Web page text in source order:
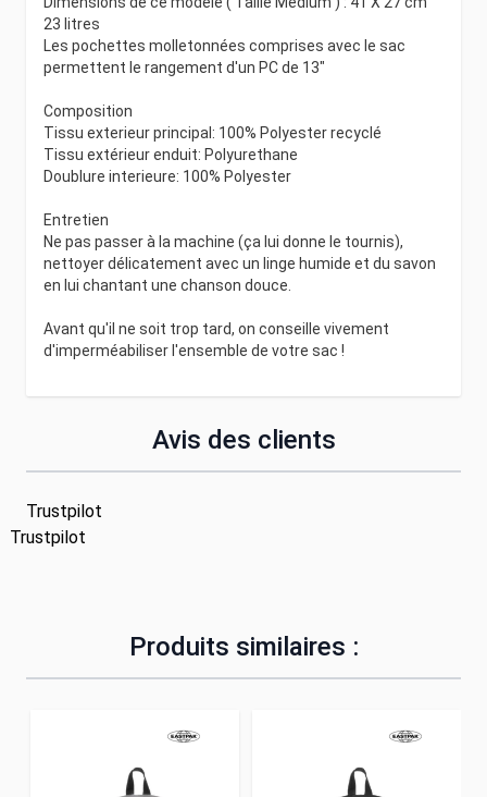
23 litres
Les pochettes molletonnées comprises avec le sac
permettent le rangement d'un PC de 13"
Composition
Tissu exterieur principal: 100% Polyester recyclé
Tissu extérieur enduit: Polyurethane
Doublure interieure: 100% Polyester
Entretien
Ne pas passer à la machine (ça lui donne le tournis),
nettoyer délicatement avec un linge humide et du savon
en lui chantant une chanson douce.
Avant qu'il ne soit trop tard, on conseille vivement
d'imperméabiliser l'ensemble de votre sac !
Avis des clients
Trustpilot
Trustpilot
Produits similaires :